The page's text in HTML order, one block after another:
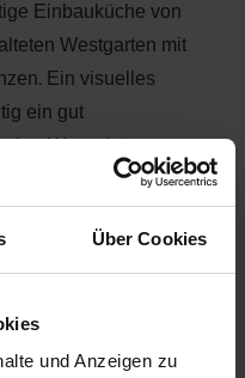
Über Cookies
und Anzeigen zu
Einbauküche von
Westgarten mit
Ein visuelles
ein gut